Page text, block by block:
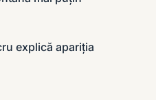
explică apariția